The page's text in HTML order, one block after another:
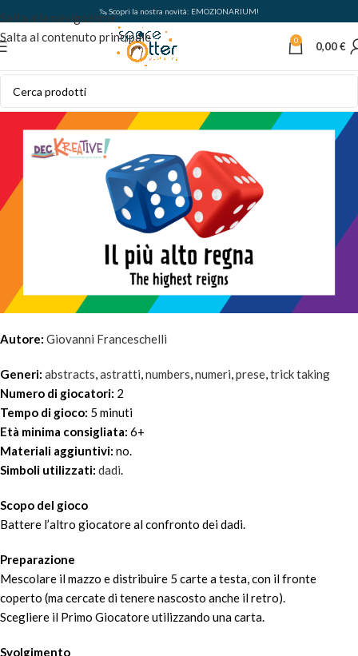
Salta alla navigazione
Salta al contenuto principale
🦦 Scopri la nostra novità: EMOZIONARIUM!
0 0,00€
Autore: Giovanni Franceschelli
Generi: abstracts,astratti,numbers,numeri,prese,trick taking
Numero di giocatori: 2
Tempo di gioco: 5 minuti
Età minima consigliata: 6+
Materiali aggiuntivi: no.
Simboli utilizzati: dadi.
Scopo del gioco
Battere l’altro giocatore al confronto dei dadi.
Preparazione
Mescolare il mazzo e distribuire 5 carte a testa, con il fronte
coperto (ma cercate di tenere nascosto anche il retro).
Scegliere il Primo Giocatore utilizzando una carta.
Svolgimento